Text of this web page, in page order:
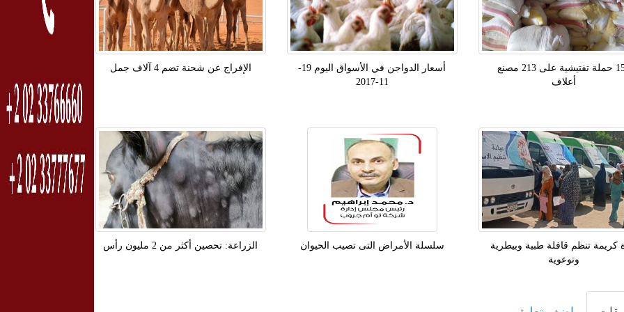
الإفراج عن شحنة تضم 4 آلاف جمل
أسعار الدواجن في الأسواق اليوم 19-
11-2017
150 حملة تفتيشية على 213 مصنع
أعلاف
الزراعة: تحصين أكثر من 2 مليون رأس سلسلة الأمراض التى تصيب الحيوان
كريمة تنظم قافلة طبية وبيطرية
وتوعوية